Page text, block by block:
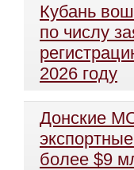
Кубань
по числу
2026 году
Донские
более $9